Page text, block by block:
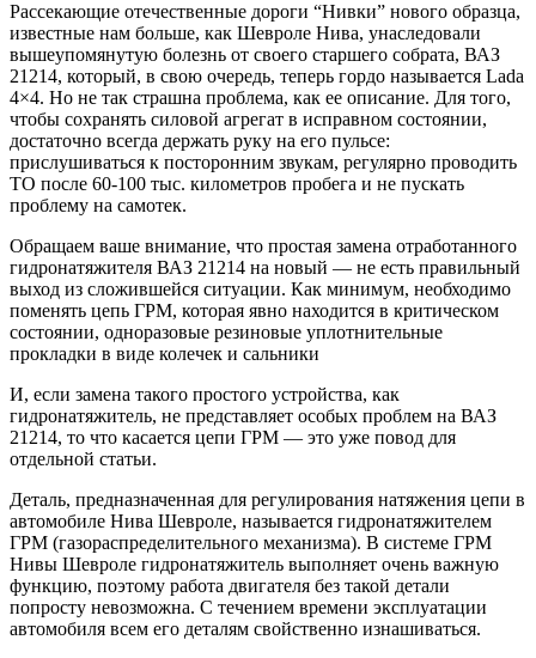
Рассекающие отечественные дороги “Нивки” нового образца,
известные нам больше, как Шевроле Нива, унаследовали
вышеупомянутую болезнь от своего старшего собрата, ВАЗ
21214, который, в свою очередь, теперь гордо называется Lada
4×4. Но не так страшна проблема, как ее описание. Для того,
чтобы сохранять силовой агрегат в исправном состоянии,
достаточно всегда держать руку на его пульсе:
прислушиваться к посторонним звукам, регулярно проводить
ТО после 60-100 тыс. километров пробега и не пускать
проблему на самотек.
Обращаем ваше внимание, что простая замена отработанного
гидронатяжителя ВАЗ 21214 на новый — не есть правильный
выход из сложившейся ситуации. Как минимум, необходимо
поменять цепь ГРМ, которая явно находится в критическом
состоянии, одноразовые резиновые уплотнительные
прокладки в виде колечек и сальники
И, если замена такого простого устройства, как
гидронатяжитель, не представляет особых проблем на ВАЗ
21214, то что касается цепи ГРМ — это уже повод для
отдельной статьи.
Деталь, предназначенная для регулирования натяжения цепи в
автомобиле Нива Шевроле, называется гидронатяжителем
ГРМ (газораспределительного механизма). В системе ГРМ
Нивы Шевроле гидронатяжитель выполняет очень важную
функцию, поэтому работа двигателя без такой детали
попросту невозможна. С течением времени эксплуатации
автомобиля всем его деталям свойственно изнашиваться.